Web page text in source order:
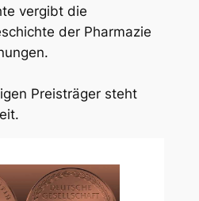
vergibt die
der Pharmazie
Preisträger steht